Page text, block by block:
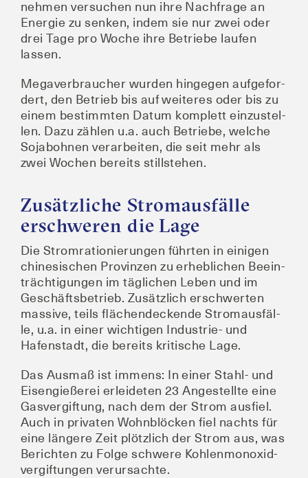
neh­men ver­su­chen nun ihre Nach­fra­ge an
Ener­gie zu sen­ken, indem sie nur zwei oder
drei Tage pro Woche ihre Betrie­be lau­fen
lassen.
Mega­ver­brau­cher wur­den hin­ge­gen auf­ge­for­
dert, den Betrieb bis auf wei­te­res oder bis zu
einem bestimm­ten Datum kom­plett ein­zu­stel­
len. Dazu zäh­len u.a. auch Betrie­be, wel­che
Soja­boh­nen ver­ar­bei­ten, die seit mehr als
zwei Wochen bereits stillstehen.
Zusätzliche Stromausfälle
erschweren die Lage
Die Strom­ra­tio­nie­run­gen führ­ten in eini­gen
chi­ne­si­schen Pro­vin­zen zu erheb­li­chen Beein­
träch­ti­gun­gen im täg­li­chen Leben und im
Geschäfts­be­trieb. Zusätz­lich erschwer­ten
mas­si­ve, teils flä­chen­de­cken­de Strom­aus­fäl­
le, u.a. in einer wich­ti­gen Indus­trie- und
Hafen­stadt, die bereits kri­ti­sche Lage.
Das Aus­maß ist immens: In einer Stahl- und
Eisen­gie­ße­rei erlei­de­ten 23 Ange­stell­te eine
Gas­ver­gif­tung, nach dem der Strom aus­fiel.
Auch in pri­va­ten Wohn­blö­cken fiel nachts für
eine län­ge­re Zeit plötz­lich der Strom aus, was
Berich­ten zu Fol­ge schwe­re Koh­len­mon­oxid­
ver­gif­tun­gen verursachte.